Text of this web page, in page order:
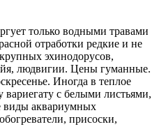
только водными травами
отработки редкие и не
эхинодорусов,
людвигии. Цены гуманные.
Иногда в теплое
вариегату с белыми листьями,
виды аквариумных
присоски,